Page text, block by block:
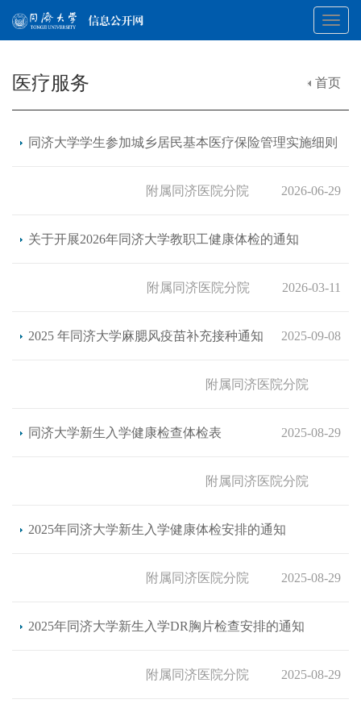
医疗服务 首页
同济大学学生参加城乡居民基本医疗保险管理实施细则
2026-06-29
附属同济医院分院
关于开展2026年同济大学教职工健康体检的通知
2026-03-11
附属同济医院分院
2025 年同济大学麻腮风疫苗补充接种通知 2025-09-08
附属同济医院分院
同济大学新生入学健康检查体检表 2025-08-29
附属同济医院分院
2025年同济大学新生入学健康体检安排的通知
2025-08-29
附属同济医院分院
2025年同济大学新生入学DR胸片检查安排的通知
2025-08-29
附属同济医院分院